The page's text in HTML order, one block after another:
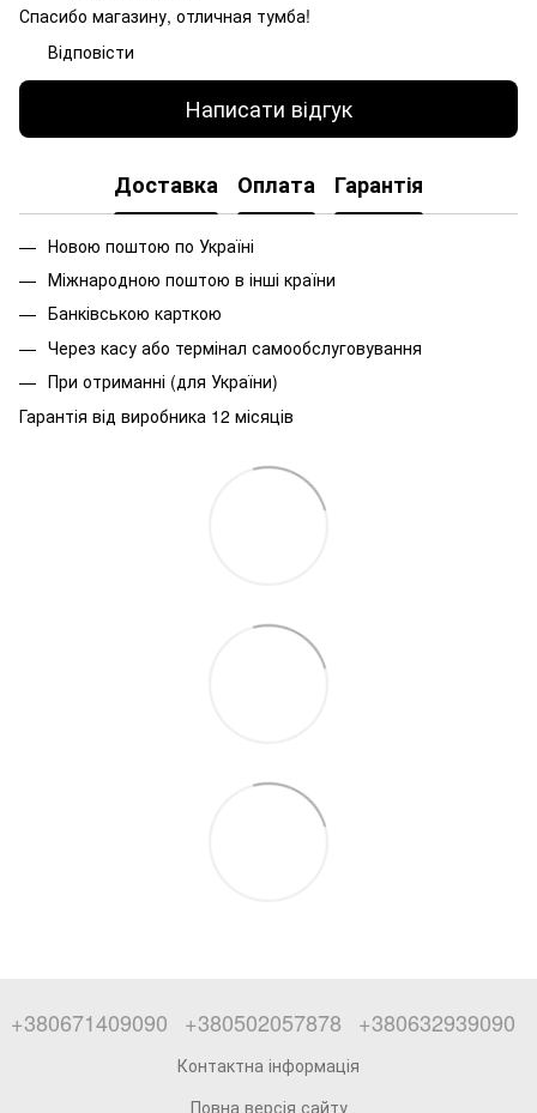
Спасибо магазину, отличная тумба!
Відповісти
Написати відгук
Доставка Оплата Гарантія
Новою поштою по Україні
Міжнародною поштою в інші країни
Банківською карткою
Через касу або термінал самообслуговування
При отриманні (для України)
Гарантія від виробника 12 місяців
+380671409090 +380502057878 +380632939090
Контактна інформація
Повна версія сайту